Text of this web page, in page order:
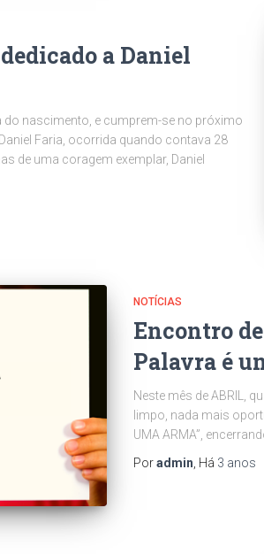
a Daniel
nascimento, e cumprem-se no próximo
Faria, ocorrida quando contava 28
de uma coragem exemplar, Daniel
NOTÍCIAS
Encontro
Palavra é
Neste mês de ABRIL,
limpo, nada mais
UMA ARMA”,
Poradmin , Há 3 anos